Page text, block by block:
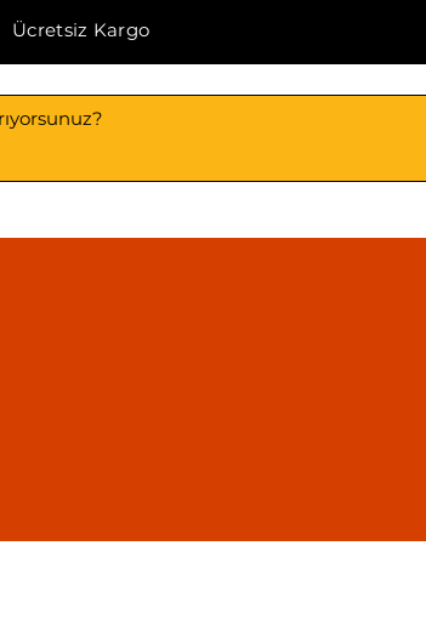
Ücretsiz Kargo